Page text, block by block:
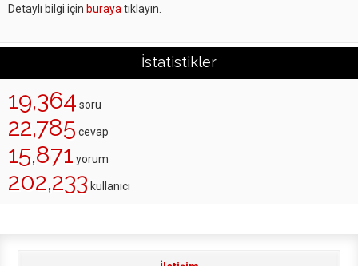
Detaylı bilgi için buraya tıklayın.
İstatistikler
19,364 soru
22,785 cevap
15,871 yorum
202,233 kullanıcı